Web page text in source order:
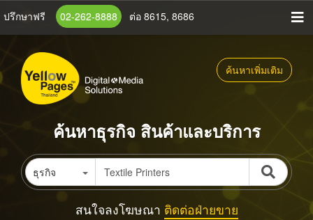
ข้าม
เนื้อหา
หลัก
ปรึกษาฟรี 02-262-8888 ต่อ 8615, 8686
ค้นหาเพิ่มเติม
ค้นหาธุรกิจ สินค้าและบริการ
ธุรกิจ
สนใจลงโฆษณา ติดต่อฝ่ายขาย